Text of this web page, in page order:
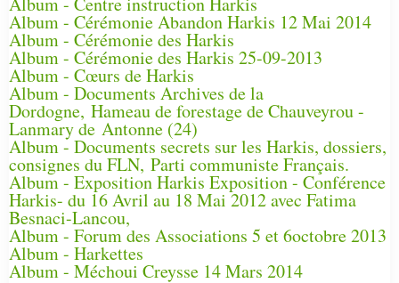
Album - Cérémonie Abandon Harkis 12 Mai 2014
Album - Cérémonie des Harkis
Album - Cérémonie des Harkis 25-09-2013
Album - Cœurs de Harkis
Album - Documents Archives de la
Dordogne, Hameau de forestage de Chauveyrou -
Lanmary de Antonne (24)
Album - Documents secrets sur les Harkis, dossiers,
consignes du FLN, Parti communiste Français.
Album - Exposition Harkis Exposition - Conférence
Harkis- du 16 Avril au 18 Mai 2012 avec Fatima
Besnaci-Lancou,
Album - Forum des Associations 5 et 6octobre 2013
Album - Harkettes
Album - Méchoui Creysse 14 Mars 2014